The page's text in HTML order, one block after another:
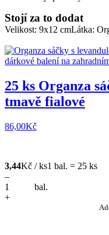
Stojí za to dodat
Velikost: 9x12 cmLátka:
25 ks Organza
tmavě fialové
86,00Kč
3,44Kč / ks1 bal. = 25 ks
–
bal.
+